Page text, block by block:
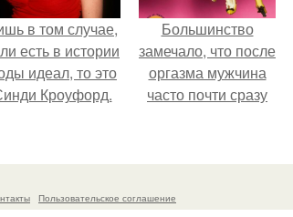
в том случае,
есть в истории
идеал, то это
Кроуфорд.
Большинство
замечало, что после
оргазма мужчина
часто почти сразу
как женщина может
возбуждение.
Пользовательское соглашение